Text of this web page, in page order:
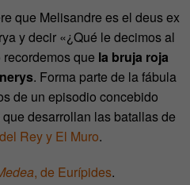
que Melisandre es el deus ex
y decir «¿Qué le decimos al
que la bruja roja
. Forma parte de la fábula
de un episodio concebido
desarrollan las batallas de
Rey y El Muro.
, de Eurípides.